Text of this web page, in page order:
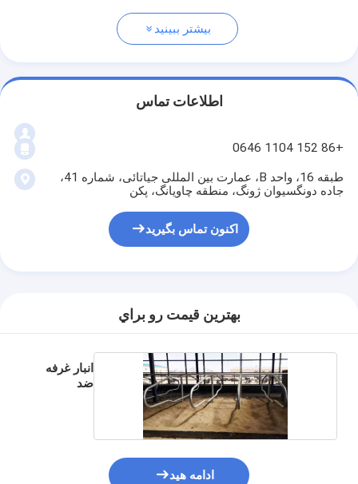
بیشتر ببینید
اطلاعات تماس
+86 152 1104 0646
طبقه 16، واحد B، عمارت بین المللی جیاتائی، شماره 41،
جاده دونگسیوان ژونگ، منطقه چاویانگ، پکن
اکنون تماس بگیرید
بهترين قيمت رو براي
انبار غرفه
ضد
ادامه هید